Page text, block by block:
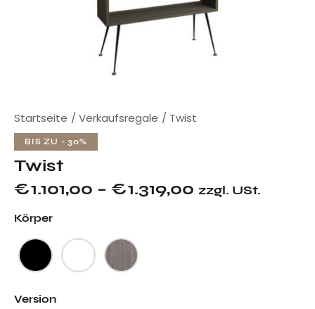
Startseite Verkaufsregale Twist
BIS ZU - 30%
Twist
€1.101,00 – €1.319,00 zzgl. USt.
Körper
Version